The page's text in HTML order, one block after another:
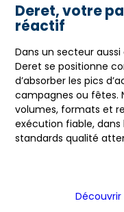
Deret, votre
réactif
Dans un secteur
Deret se positionne
d’absorber les pics
campagnes ou fêtes.
volumes, formats et
exécution fiable,
standards qualité
Découvrir